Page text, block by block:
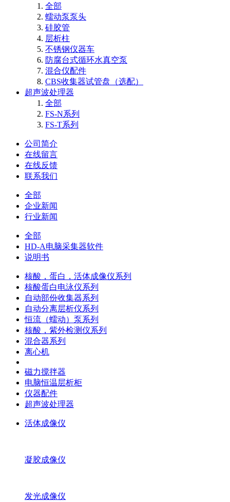
全部
蠕动泵泵头
硅胶管
层析柱
不锈钢仪器车
防腐台式循环水真空泵
混合仪配件
CBS收集器试管盘（选配）
超声波处理器
全部
FS-N系列
FS-T系列
公司简介
在线留言
在线反馈
联系我们
全部
企业新闻
行业新闻
全部
HD-A电脑采集器软件
说明书
核酸，蛋白，活体成像仪系列
核酸蛋白电泳仪系列
自动部份收集器系列
自动分离层析仪系列
恒流（蠕动）泵系列
核酸，紫外检测仪系列
混合器系列
离心机
磁力搅拌器
电脑恒温层析柜
仪器配件
超声波处理器
活体成像仪
凝胶成像仪
发光成像仪